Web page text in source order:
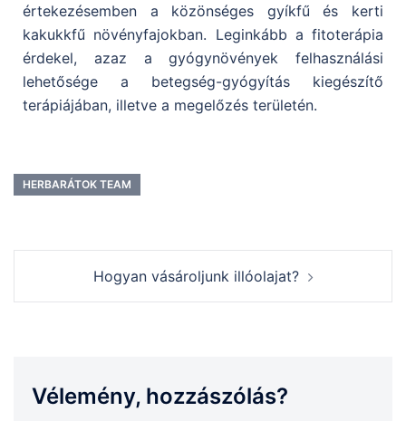
értekezésemben a közönséges gyíkfű és kerti
kakukkfű növényfajokban. Leginkább a fitoterápia
érdekel, azaz a gyógynövények felhasználási
lehetősége a betegség-gyógyítás kiegészítő
terápiájában, illetve a megelőzés területén.
HERBARÁTOK TEAM
Hogyan vásároljunk illóolajat?
Vélemény, hozzászólás?